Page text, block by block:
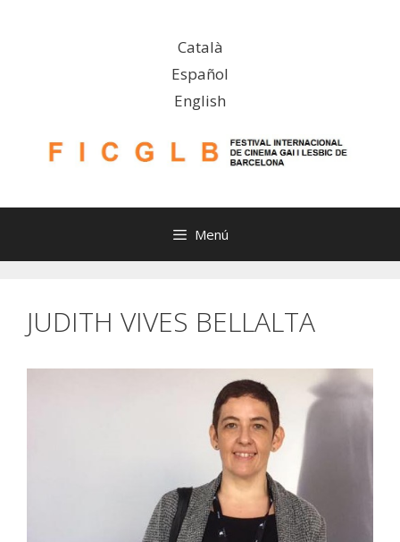
Català
Español
English
Menú
JUDITH VIVES BELLALTA